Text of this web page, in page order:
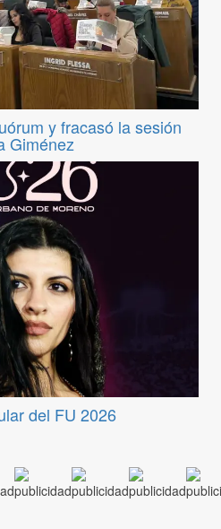
y fracasó la sesión
Giménez
del FU 2026